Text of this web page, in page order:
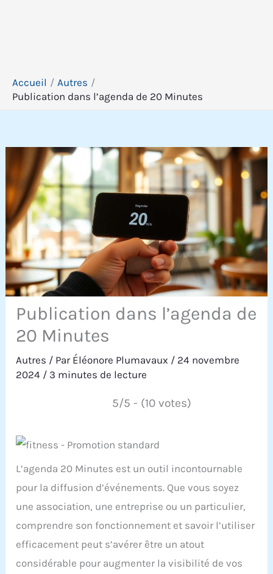
Accueil
Autres
Publication dans l’agenda de 20 Minutes
Publication dans l’agenda de
20 Minutes
Autres / Par Éléonore Plumavaux / 24 novembre
2024 / 3 minutes de lecture
5/5 - (10 votes)
L’agenda 20 Minutes est un outil incontournable
pour la diffusion d’événements. Que vous soyez
une association, une entreprise ou un particulier,
comprendre son fonctionnement et savoir l’utiliser
efficacement peut s’avérer être un atout
considérable pour augmenter la visibilité de vos